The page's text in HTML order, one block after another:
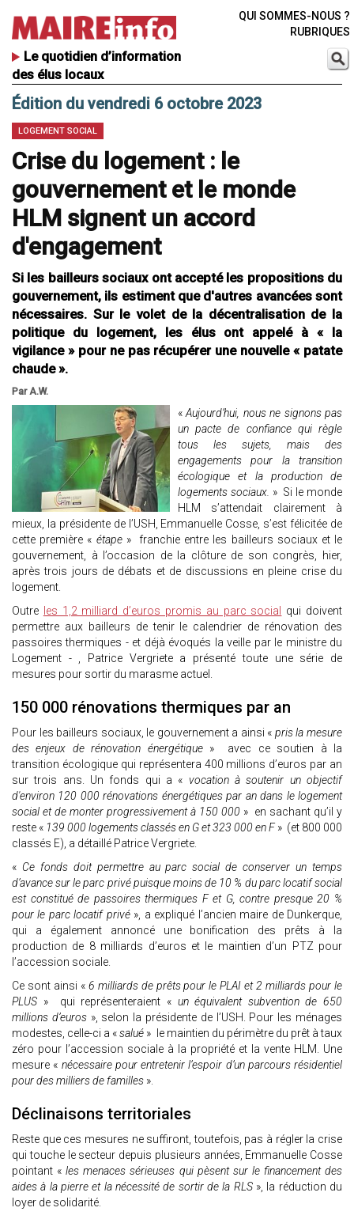
Le quotidien d’information
des élus locaux
QUI SOMMES-NOUS ?
RUBRIQUES
Édition du vendredi 6 octobre 2023
LOGEMENT SOCIAL
Crise du logement : le
gouvernement et le monde
HLM signent un accord
d'engagement
Si les bailleurs sociaux ont accepté les propositions du
gouvernement, ils estiment que d'autres avancées sont
nécessaires. Sur le volet de la décentralisation de la
politique du logement, les élus ont appelé à « la
vigilance » pour ne pas récupérer une nouvelle « patate
chaude ».
Par A.W.
«Aujourd’hui, nous ne signons pas
un pacte de confiance qui règle
tous les sujets, mais des
engagements pour la transition
écologique et la production de
logements sociaux. » Si le monde
HLM s’attendait clairement à
mieux, la présidente de l’USH, Emmanuelle Cosse, s’est félicitée de
cette première « étape » franchie entre les bailleurs sociaux et le
gouvernement, à l’occasion de la clôture de son congrès, hier,
après trois jours de débats et de discussions en pleine crise du
logement.
Outre
les 1,2 milliard d’euros promis au parc social
qui doivent
permettre aux bailleurs de tenir le calendrier de rénovation des
passoires thermiques - et déjà évoqués la veille par le ministre du
Logement - , Patrice Vergriete a présenté toute une série de
mesures pour sortir du marasme actuel.
150 000 rénovations thermiques par an
Pour les bailleurs sociaux, le gouvernement a ainsi « pris la mesure
des enjeux de rénovation énergétique» avec ce soutien à la
transition écologique qui représentera 400 millions d’euros par an
sur trois ans. Un fonds qui a « vocation à soutenir un objectif
d'environ 120 000 rénovations énergétiques par an dans le logement
social et de monter progressivement à 150 000 » en sachant qu’il y
reste « 139 000 logements classés en G et 323 000 en F» (et 800 000
classés E), a détaillé Patrice Vergriete.
« Ce fonds doit permettre au parc social de conserver un temps
d’avance sur le parc privé puisque moins de 10 % du parc locatif social
est constitué de passoires thermiques F et G, contre presque 20 %
pour le parc locatif privé », a expliqué l’ancien maire de Dunkerque,
qui a également annoncé une bonification des prêts à la
production de 8 milliards d’euros et le maintien d’un PTZ pour
l’accession sociale.
Ce sont ainsi « 6 milliards de prêts pour le PLAI et 2 milliards pour le
PLUS » qui représenteraient « un équivalent subvention de 650
millions d’euros», selon la présidente de l’USH. Pour les ménages
modestes, celle-ci a «salué » le maintien du périmètre du prêt à taux
zéro pour l’accession sociale à la propriété et la vente HLM. Une
mesure « nécessaire pour entretenir l’espoir d’un parcours résidentiel
pour des milliers de familles ».
Déclinaisons territoriales
Reste que ces mesures ne suffiront, toutefois, pas à régler la crise
qui touche le secteur depuis plusieurs années, Emmanuelle Cosse
pointant «les menaces sérieuses qui pèsent sur le financement des
aides à la pierre et la nécessité de sortir de la RLS», la réduction du
loyer de solidarité.